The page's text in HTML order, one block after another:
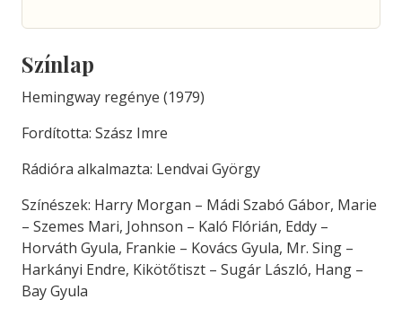
Színlap
Hemingway regénye (1979)
Fordította: Szász Imre
Rádióra alkalmazta: Lendvai György
Színészek: Harry Morgan – Mádi Szabó Gábor, Marie
– Szemes Mari, Johnson – Kaló Flórián, Eddy –
Horváth Gyula, Frankie – Kovács Gyula, Mr. Sing –
Harkányi Endre, Kikötőtiszt – Sugár László, Hang –
Bay Gyula